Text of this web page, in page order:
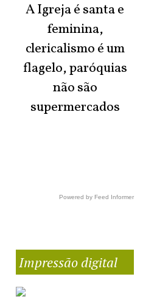
A Igreja é santa e
feminina,
clericalismo é um
flagelo, paróquias
não são
supermercados
Powered by Feed Informer
Impressão digital